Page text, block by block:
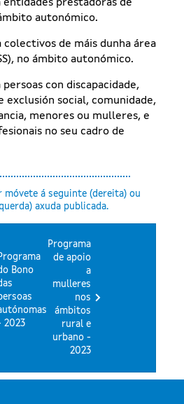
entidades prestadoras de
autonómico.
colectivos de máis dunha área
no ámbito autonómico.
con discapacidade,
exclusión social, comunidade,
menores ou mulleres, e
no seu cadro de
móvete á seguinte (dereita) ou
axuda publicada.
Bono
2023
Programa
de apoio
a
mulleres
nos
ámbitos
rural e
urbano -
2023